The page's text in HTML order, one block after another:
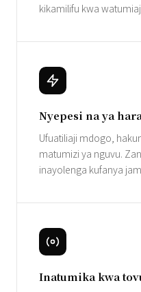
kikamilifu kwa
Nyepesi na ya
Ufuatiliaji mdogo,
matumizi ya nguvu.
inayolenga kufanya
Inatumika kwa